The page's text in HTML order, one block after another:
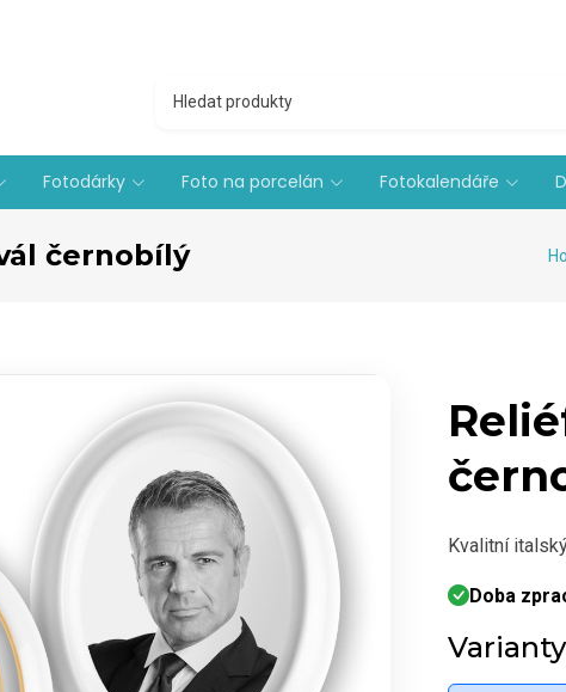
Fotodárky Foto na porcelán Fotokalendáře
černobílý
Kvalitní
Doba
Varianty